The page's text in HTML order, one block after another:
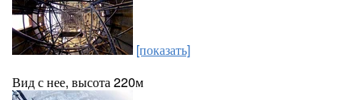
[показать]
Вид с нее, высота 220м